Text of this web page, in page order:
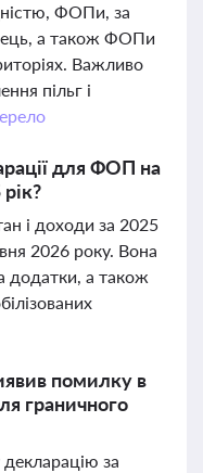
ФОПи, за
а також ФОПи
Важливо
пільг і
для ФОП на
і доходи за 2025
2026 року. Вона
додатки, а також
помилку в
граничного
за